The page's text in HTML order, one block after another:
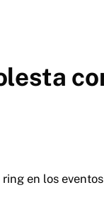
en los